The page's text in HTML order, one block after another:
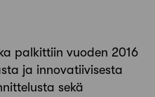
palkittiin vuoden 2016
ja innovatiivisesta
sekä